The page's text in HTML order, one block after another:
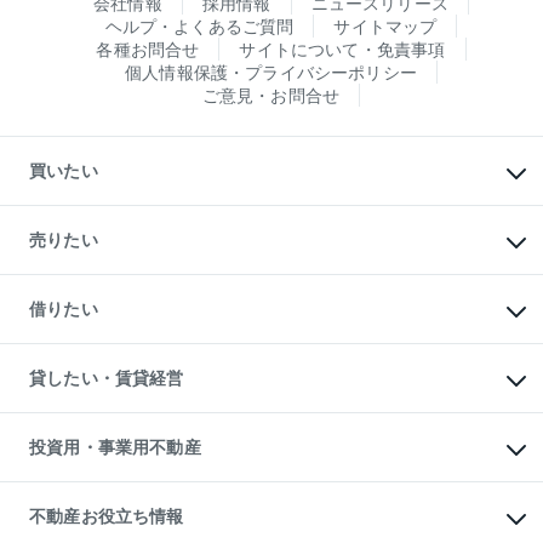
ヘルプ・よくあるご質問
サイトマップ
各種お問合せ
サイトについて・免責事項
個人情報保護・プライバシーポリシー
ご意見・お問合せ
買いたい
新築・分譲マンションの購入
中古マンションの購入
一戸建ての購入
中古一戸建ての購入
不動産購入の流れ
注目キーワード物件特集
購入ガイド
English 繁体中文簡体中文
売りたい
一戸建ての売却・査定
土地の売却・査定
スピードAI査定
不動産査定について
不動産売却の流れ
不動産買換えの流れ
売却ガイド
借りたい
オフィス・店舗の賃貸
借りるときの流れ
借りるガイド
貸したい・賃貸経営
マンション賃料データ
賃貸管理プラン
リロケーションについて
貸すガイド
投資用・事業用不動産
事業用不動産
マンション投資
不動産お役立ち情報